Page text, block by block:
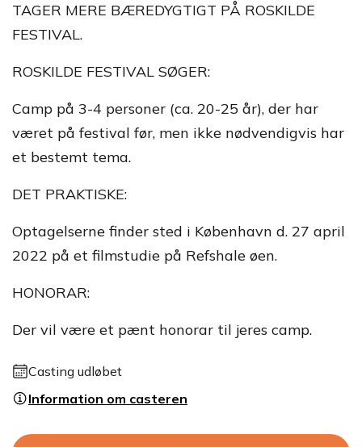
TAGER MERE BÆREDYGTIGT PÅ ROSKILDE
FESTIVAL.
ROSKILDE FESTIVAL SØGER:
Camp på 3-4 personer (ca. 20-25 år), der har
været på festival før, men ikke nødvendigvis har
et bestemt tema.
DET PRAKTISKE:
Optagelserne finder sted i København d. 27 april
2022 på et filmstudie på Refshale øen.
HONORAR:
Der vil være et pænt honorar til jeres camp.
Casting udløbet
Information om casteren